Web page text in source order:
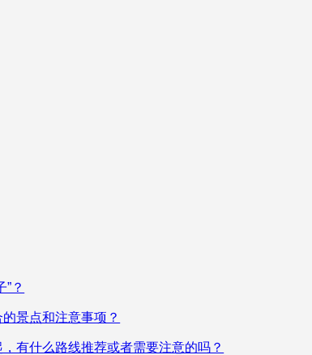
？
景点和注意事项？
有什么路线推荐或者需要注意的吗？